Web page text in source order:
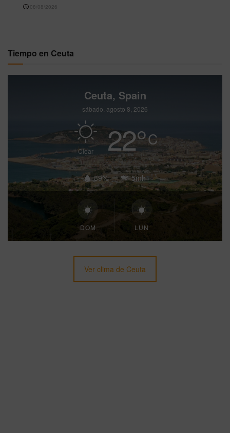
08/08/2026
Tiempo en Ceuta
Ceuta, Spain
sábado, agosto 8, 2026
Clear 22°C
89% 5mh
DOM LUN
Ver clima de Ceuta